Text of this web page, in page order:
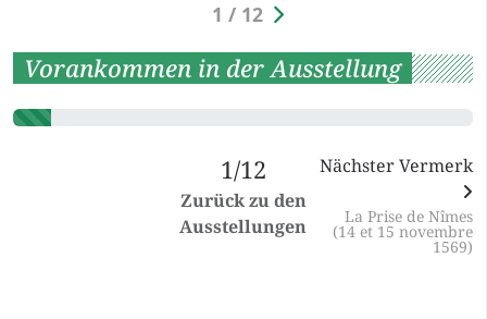
1 / 12
Vorankommen in der Ausstellung
1/12
Zurück zu den
Ausstellungen
Nächster Vermerk
La Prise de Nîmes
(14 et 15 novembre
1569)